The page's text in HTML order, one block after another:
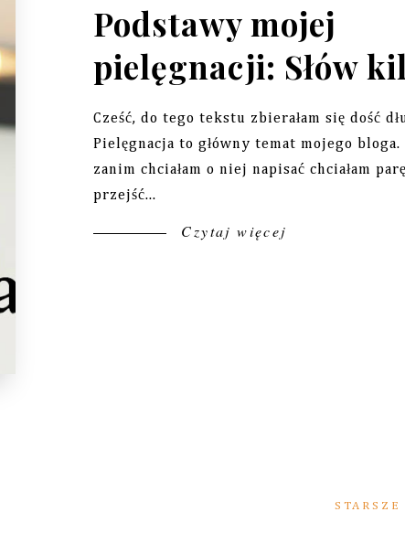
Podstawy mojej
pielęgnacji: Słów
Cześć, do tego tekstu zbierałam się dość
Pielęgnacja to główny temat mojego bloga.
zanim chciałam o niej napisać chciałam
przejść...
Czytaj więcej